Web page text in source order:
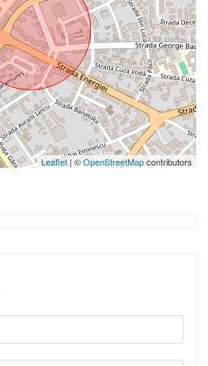
Leaflet| ©OpenStreetMapcontributors